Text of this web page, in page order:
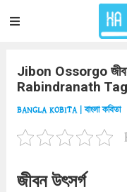
Jibon Ossorgo জীবন
Rabindranath
BANGLA KOBITA | বাংলা কবিতা
জীবন উৎসর্গ